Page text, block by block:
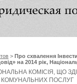
> Про схвалення
на 2014 рік,
КОМІСІЯ, ЩО
КОМУНАЛЬНИХ ПОСЛУГ